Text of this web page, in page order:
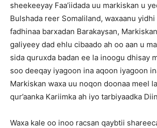
sheekeeyay Faa’iidada uu markiskan u
Bulshada reer Somaliland, waxaanu yidhi
fadhinaa barxadan Barakaysan,
galiyeey dad ehlu cibaado ah oo aan u
sida quruxda badan ee la inoogu dhisay
soo deeqay iyagoon ina aqoon iyagoon
Markiskan waxa uu noqon doonaa meel
qur’aanka Kariimka ah iyo tarbiyaadka
Waxa kale oo inoo racsan qaybtii